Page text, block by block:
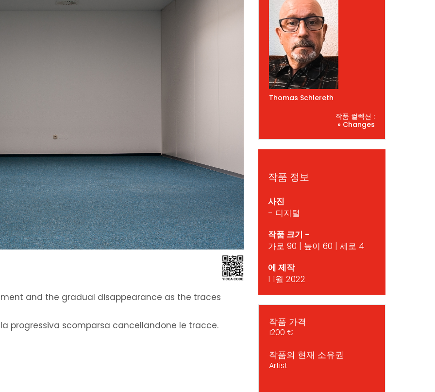
and the gradual disappearance as the traces
progressiva scomparsa cancellandone le tracce.
Thomas Schlereth
작품 컬렉션 :
» Changes
작품 정보
사진
- 디지털
작품 크기 -
가로 90 | 높이 60 | 세로 4
에 제작
1 1월 2022
작품 가격
1200 €
작품의 현재 소유권
Artist